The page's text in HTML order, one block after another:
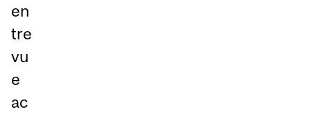
en
tre
vu
e
ac